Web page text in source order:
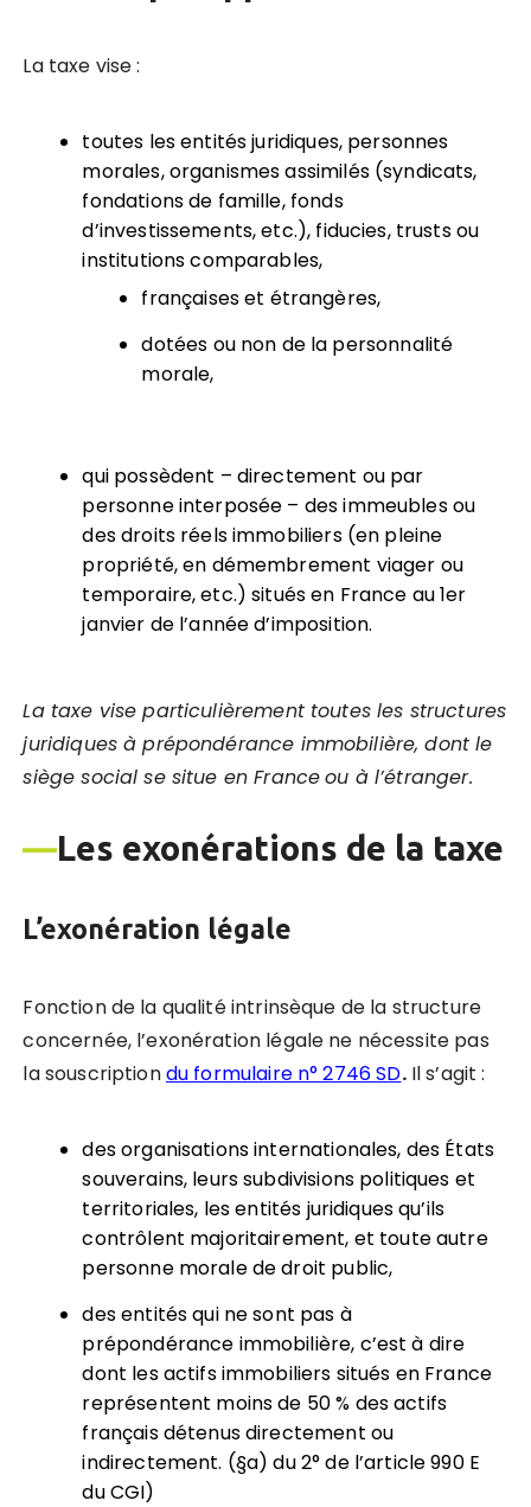
La taxe vise :
toutes les entités juridiques, personnes
morales, organismes assimilés (syndicats,
fondations de famille, fonds
d’investissements, etc.), fiducies, trusts ou
institutions comparables,
françaises et étrangères,
dotées ou non de la personnalité
morale,
qui possèdent – directement ou par
personne interposée – des immeubles ou
des droits réels immobiliers (en pleine
propriété, en démembrement viager ou
temporaire, etc.) situés en France au 1er
janvier de l’année d’imposition.
La taxe vise particulièrement toutes les structures
juridiques à prépondérance immobilière, dont le
siège social se situe en Franceou à l’étranger.
—Les exonérations de la taxe
L’exonération légale
Fonction de la qualité intrinsèque de la structure
concernée, l’exonération légale ne nécessite pas
la souscriptiondu formulaire n° 2746 SD.Il s’agit :
des organisations internationales, des États
souverains, leurs subdivisions politiques et
territoriales, les entités juridiques qu’ils
contrôlent majoritairement, et toute autre
personne morale de droit public,
des entités qui ne sont pas à
prépondérance immobilière, c’est à dire
dont les actifs immobiliers situés en France
représentent moins de 50 % des actifs
français détenus directement ou
indirectement. (§a) du 2° de l’article 990 E
du CGI)